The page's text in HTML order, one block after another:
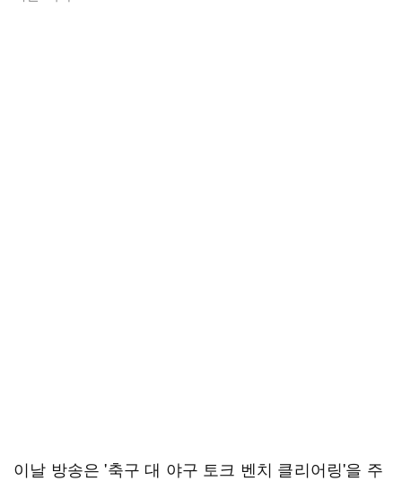
이날 방송은 '축구 대 야구 토크 벤치 클리어링'을 주